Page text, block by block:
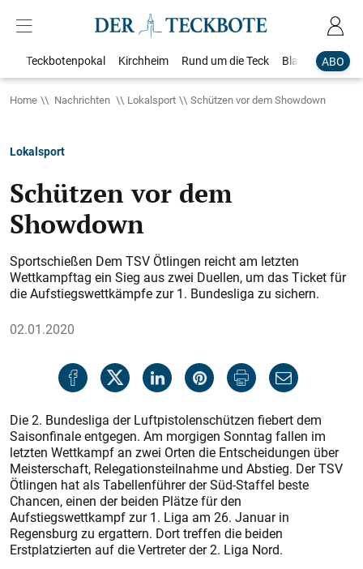
ABO
Teckbotenpokal Kirchheim Rund um die Teck Blaulicht
Home Nachrichten Lokalsport Schützen vor dem Showdown
Lokalsport
Schützen vor dem
Showdown
Sportschießen Dem TSV Ötlingen reicht am letzten
Wettkampftag ein Sieg aus zwei Duellen, um das Ticket für
die Aufstiegswettkämpfe zur 1. Bundesliga zu sichern.
02.01.2020
Die 2. Bundesliga der Luftpistolenschützen fiebert dem
Saisonfinale entgegen. Am morgigen Sonntag fallen im
letzten Wettkampf an zwei Orten die Entscheidungen über
Meisterschaft, Relegationsteilnahme und Abstieg. Der TSV
Ötlingen hat als Tabellenführer der Süd-Staffel beste
Chancen, einen der beiden Plätze für den
Aufstiegswettkampf zur 1. Liga am 26. Januar in
Regensburg zu ergattern. Dort treffen die beiden
Erstplatzierten auf die Vertreter der 2. Liga Nord.